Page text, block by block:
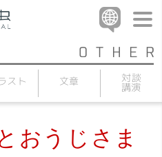
スト 文章 対談
講演
おうじさま